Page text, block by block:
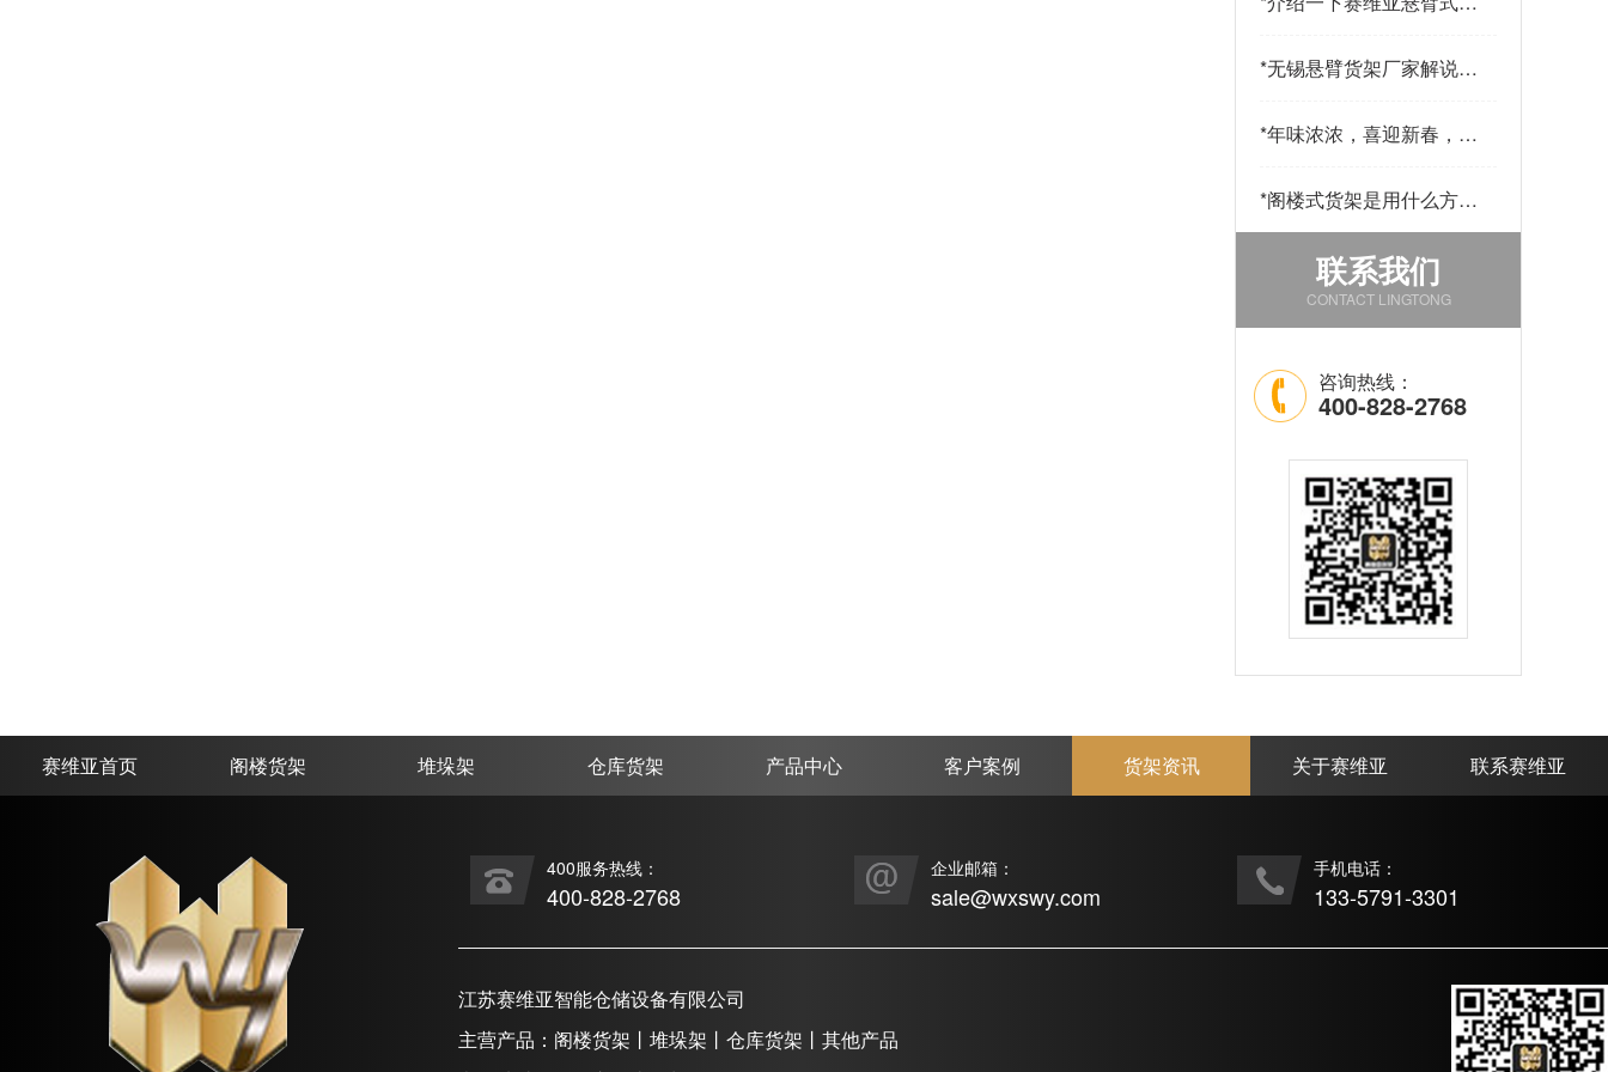
*无锡悬臂货架厂家解说悬
*年味浓浓，喜迎新春，公
*阁楼式货架是用什么方法
改善仓库中的环境的
联系我们
CONTACT LINGTONG
咨询热线：
400-828-2768
赛维亚首页 阁楼货架 堆垛架 仓库货架 产品中心 客户案例 货架资讯 关于赛维亚 联系赛维亚
400服务热线：
400-828-2768
企业邮箱：
sale@wxswy.com
手机电话：
133-5791-3301
江苏赛维亚智能仓储设备有限公司
主营产品：阁楼货架丨堆垛架丨仓库货架丨其他产品